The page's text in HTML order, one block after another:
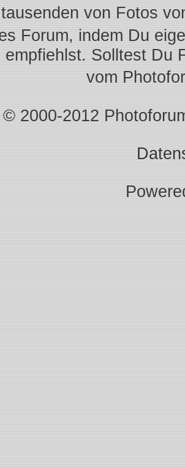
von Fotos
Forum, indem Du
empfiehlst. Solltest Du
vom
© 2000-2012